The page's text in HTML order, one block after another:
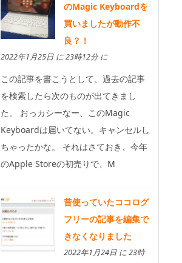
のMagic Keyboardを
買いましたが動作不
良？！
2022年1月25日 に 23時12分 に
この記事を書こうとして、過去の記事
を検索したら次のものが出てきまし
た。 おっカシーなー、このMagic
Keyboardは届いてない。キャンセルし
ちゃったかな。 それはさておき、今年
のApple Storeの初売りで、M
昔使っていたココログ
フリーの記事を編集で
きなくなりました
2022年1月24日 に 23時